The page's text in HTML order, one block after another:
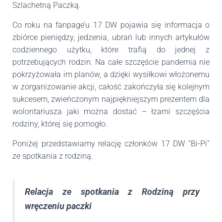
Szlachetną Paczką.
Co roku na fanpage’u 17 DW pojawia się informacja o
zbiórce pieniędzy, jedzenia, ubrań lub innych artykułów
codziennego użytku, które trafią do jednej z
potrzebujących rodzin. Na całe szczęście pandemia nie
pokrzyżowała im planów, a dzięki wysiłkowi włożonemu
w zorganizowanie akcji, całość zakończyła się kolejnym
sukcesem, zwieńczonym najpiękniejszym prezentem dla
wolontariusza jaki można dostać – łzami szczęścia
rodziny, której się pomogło.
Poniżej przedstawiamy relację członków 17 DW “Bi-Pi”
ze spotkania z rodziną.
Relacja ze spotkania z Rodziną przy
wręczeniu paczki